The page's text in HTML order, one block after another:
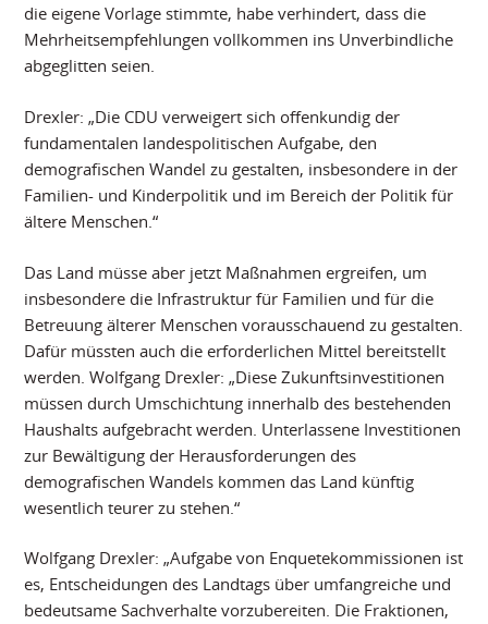
die eigene Vorlage stimmte, habe verhindert, dass die
Mehrheitsempfehlungen vollkommen ins Unverbindliche
abgeglitten seien.
Drexler: „Die CDU verweigert sich offenkundig der
fundamentalen landespolitischen Aufgabe, den
demografischen Wandel zu gestalten, insbesondere in der
Familien- und Kinderpolitik und im Bereich der Politik für
ältere Menschen.“
Das Land müsse aber jetzt Maßnahmen ergreifen, um
insbesondere die Infrastruktur für Familien und für die
Betreuung älterer Menschen vorausschauend zu gestalten.
Dafür müssten auch die erforderlichen Mittel bereitstellt
werden. Wolfgang Drexler: „Diese Zukunftsinvestitionen
müssen durch Umschichtung innerhalb des bestehenden
Haushalts aufgebracht werden. Unterlassene Investitionen
zur Bewältigung der Herausforderungen des
demografischen Wandels kommen das Land künftig
wesentlich teurer zu stehen.“
Wolfgang Drexler: „Aufgabe von Enquetekommissionen ist
es, Entscheidungen des Landtags über umfangreiche und
bedeutsame Sachverhalte vorzubereiten. Die Fraktionen,